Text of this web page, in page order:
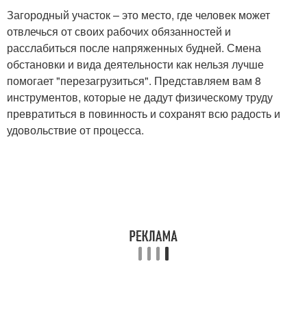
Загородный участок – это место, где человек может
отвлечься от своих рабочих обязанностей и
расслабиться после напряженных будней. Смена
обстановки и вида деятельности как нельзя лучше
помогает "перезагрузиться". Представляем вам 8
инструментов, которые не дадут физическому труду
превратиться в повинность и сохранят всю радость и
удовольствие от процесса.